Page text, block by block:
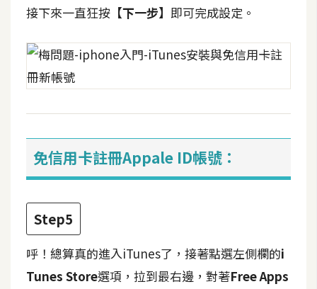
圖
免
字
型
站
架
設
接下來一直狂按 【下一步】 即可完成設定。
免信用卡註冊Appale ID帳號：
Step5
呼！總算真的進入iTunes了，接著點選左側欄的i
Tunes Store選項，拉到最右邊，對著Free Apps